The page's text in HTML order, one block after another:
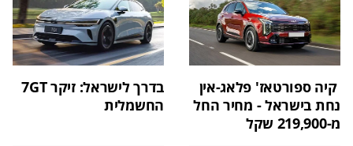
קיה ספורטאז' פלאג-אין
נחת בישראל - מחיר החל
מ-219,900 שקל
בדרך לישראל: זיקר 7GT
החשמלית